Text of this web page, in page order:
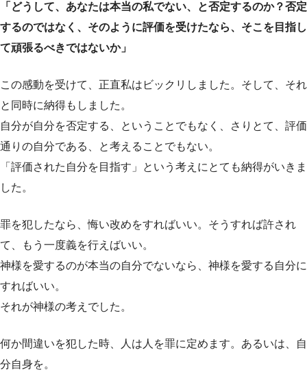
「どうして、あなたは本当の私でない、と否定するのか？否定
するのではなく、そのように評価を受けたなら、そこを目指し
て頑張るべきではないか」
この感動を受けて、正直私はビックリしました。そして、それ
と同時に納得もしました。
自分が自分を否定する、ということでもなく、さりとて、評価
通りの自分である、と考えることでもない。
「評価された自分を目指す」という考えにとても納得がいきま
した。
罪を犯したなら、悔い改めをすればいい。そうすれば許され
て、もう一度義を行えばいい。
神様を愛するのが本当の自分でないなら、神様を愛する自分に
すればいい。
それが神様の考えでした。
何か間違いを犯した時、人は人を罪に定めます。あるいは、自
分自身を。